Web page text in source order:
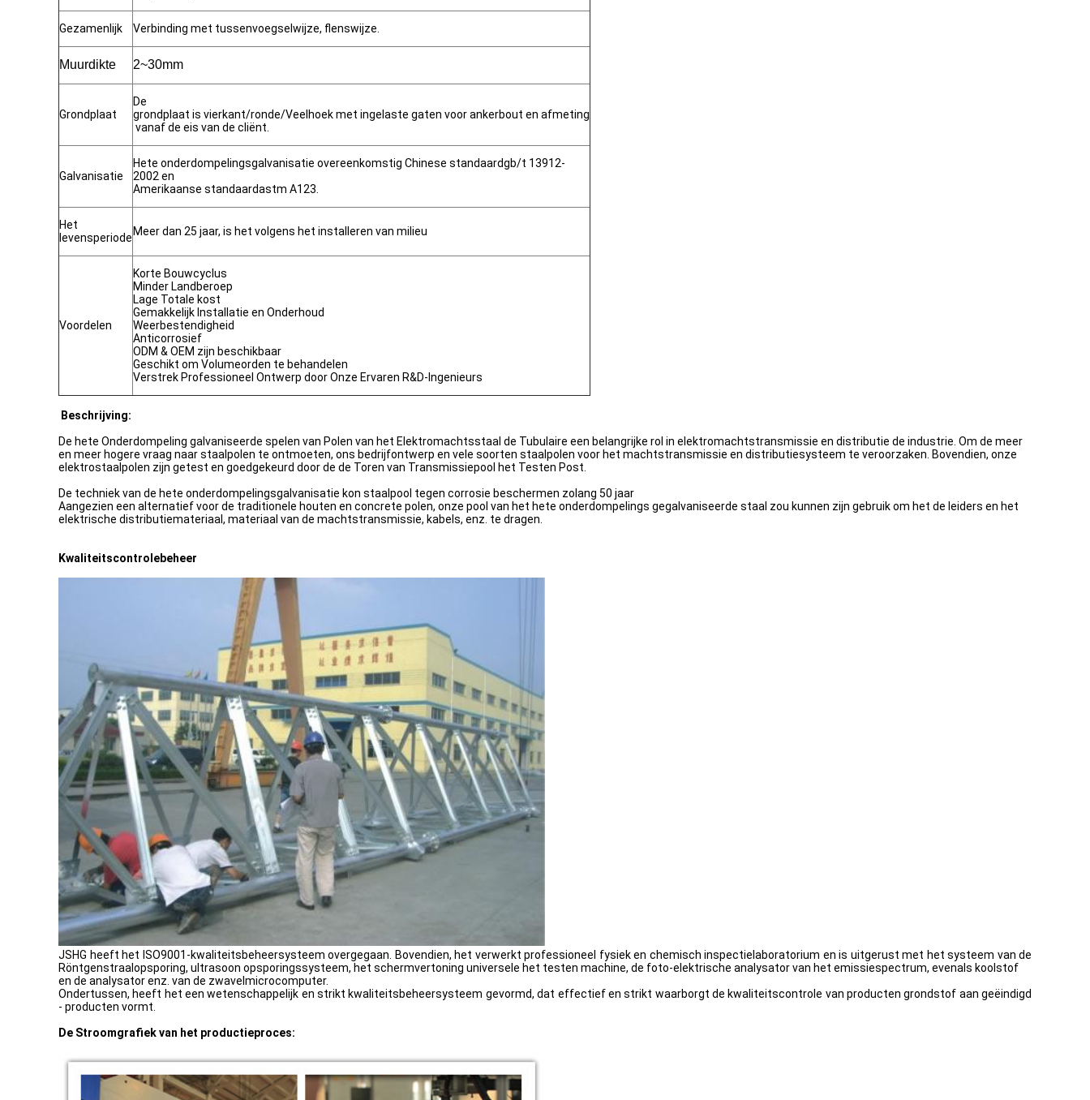
Gezamenlijk Verbinding met tussenvoegselwijze, flenswijze.
Muurdikte 2~30mm
Grondplaat
De
grondplaat is vierkant/ronde/Veelhoek met ingelaste gaten voor ankerbout en afmeting
vanaf de eis van de cliënt.
Galvanisatie
Hete onderdompelingsgalvanisatie overeenkomstig Chinese standaardgb/t 13912-
2002 en
Amerikaanse standaardastm A123.
Het
levensperiode Meer dan 25 jaar, is het volgens het installeren van milieu
Voordelen
Korte Bouwcyclus
Minder Landberoep
Lage Totale kost
Gemakkelijk Installatie en Onderhoud
Weerbestendigheid
Anticorrosief
ODM & OEM zijn beschikbaar
Geschikt om Volumeorden te behandelen
Verstrek Professioneel Ontwerp door Onze Ervaren R&D-Ingenieurs
Beschrijving:
De hete Onderdompeling galvaniseerde spelen van Polen van het Elektromachtsstaal de Tubulaire een belangrijke rol in elektromachtstransmissie en distributie de industrie. Om de meer
en meer hogere vraag naar staalpolen te ontmoeten, ons bedrijfontwerp en vele soorten staalpolen voor het machtstransmissie en distributiesysteem te veroorzaken. Bovendien, onze
elektrostaalpolen zijn getest en goedgekeurd door de de Toren van Transmissiepool het Testen Post.
De techniek van de hete onderdompelingsgalvanisatie kon staalpool tegen corrosie beschermen zolang 50 jaar
Aangezien een alternatief voor de traditionele houten en concrete polen, onze pool van het hete onderdompelings gegalvaniseerde staal zou kunnen zijn gebruik om het de leiders en het
elektrische distributiemateriaal, materiaal van de machtstransmissie, kabels, enz. te dragen.
Kwaliteitscontrolebeheer
JSHG heeft het ISO9001-kwaliteitsbeheersysteem overgegaan. Bovendien, het verwerkt professioneel fysiek en chemisch inspectielaboratorium en is uitgerust met het systeem van de
Röntgenstraalopsporing, ultrasoon opsporingssysteem, het schermvertoning universele het testen machine, de foto-elektrische analysator van het emissiespectrum, evenals koolstof
en de analysator enz. van de zwavelmicrocomputer.
Ondertussen, heeft het een wetenschappelijk en strikt kwaliteitsbeheersysteem gevormd, dat effectief en strikt waarborgt de kwaliteitscontrole van producten grondstof aan geëindigd
- producten vormt.
De Stroomgrafiek van het productieproces: